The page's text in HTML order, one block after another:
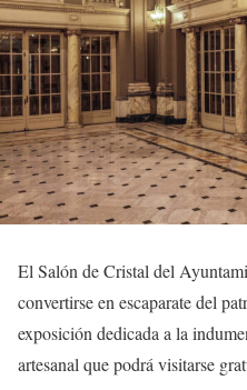
El Salón de Cristal del
convertirse en escaparate del
exposición dedicada a la
artesanal que podrá visitarse